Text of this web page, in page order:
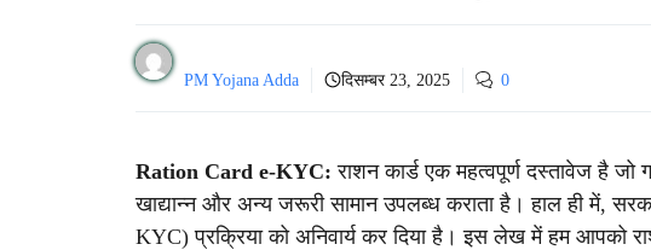
PM Yojana Adda दिसम्बर 23, 2025 0
Ration Card e-KYC:राशन कार्ड एक महत्वपूर्ण दस्तावेज है जो
खाद्यान्न और अन्य जरूरी सामान उपलब्ध कराता है। हाल ही में,
KYC) प्रक्रिया को अनिवार्य कर दिया है। इस लेख में हम आपको